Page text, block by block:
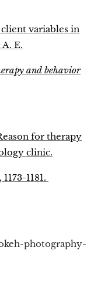
client variables in
E.
and behavior
for therapy
clinic.
1173-1181.
photography-